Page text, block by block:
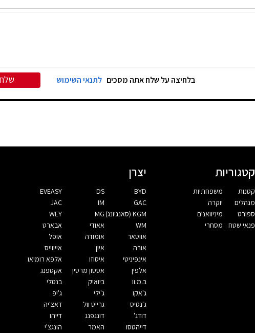
בלחיצה על שלח אתה מסכים לתנאי השימוש
קטגוריות
קטנות
מנהלים
ספורט
פנאי שטח
משפחתיות
יוקרה
מיניוואנים
מסחרי
יצרן
BYD
DS
EVEASY
GAC
IM
JAC
KGM (סאנגיונג)
MG
WEY
WM
אאודי
אבארט
אווטאר
אומודה
אופל
אורה
איון
אייווייס
אינפיניטי
איסוזו
אלפא רומיאו
אלפין
אסטון מרטין
אקספנג
ב.מ.וו
ביואיק
בנטלי
ג'אקו
ג'ילי
ג'יפ
ג'נסיס
גרייט וול
דאצ'יה
דודג'
דונגפנג
דייהו
דייהטסו
האמר
הונגצ'י